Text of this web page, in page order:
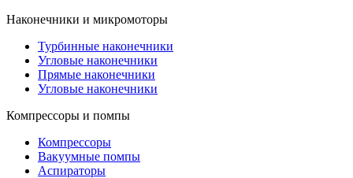
Наконечники и микромоторы
Турбинные наконечники
Угловые наконечники
Прямые наконечники
Угловые наконечники
Компрессоры и помпы
Компрессоры
Вакуумные помпы
Аспираторы